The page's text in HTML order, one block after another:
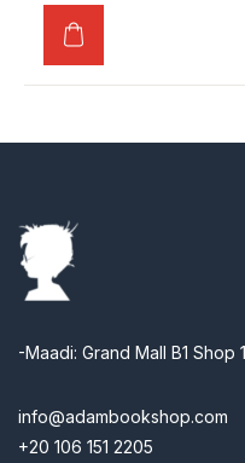
-Maadi: Grand Mall B1 Shop
info@adambookshop.com
+20 106 151 2205